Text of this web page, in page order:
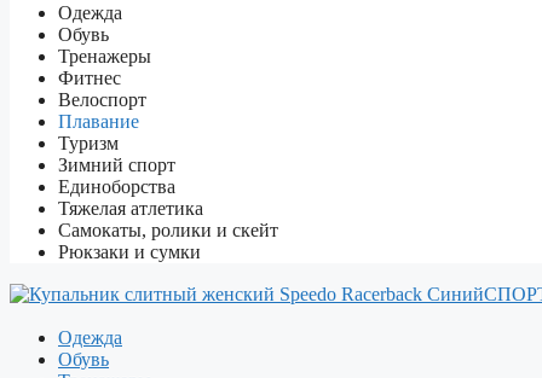
Одежда
Обувь
Тренажеры
Фитнес
Велоспорт
Плавание
Туризм
Зимний спорт
Единоборства
Тяжелая атлетика
Самокаты, ролики и скейт
Рюкзаки и сумки
Одежда
Обувь